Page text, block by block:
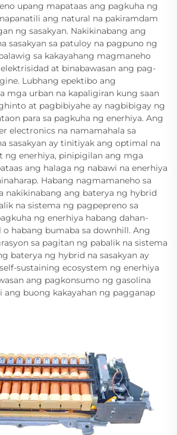
upang mapataas ang pagkuha ng
ang natural na pakiramdam
ng sasakyan. Nakikinabang ang
sasakyan sa patuloy na pagpuno ng
sa kakayahang magmaneho
at binabawasan ang pag-
Lubhang epektibo ang
mga urban na kapaligiran kung saan
at pagbibiyahe ay nagbibigay ng
para sa pagkuha ng enerhiya. Ang
electronics na namamahala sa
sasakyan ay tinitiyak ang optimal na
ng enerhiya, pinipigilan ang mga
ang halaga ng nabawi na enerhiya
Habang nagmamaneho sa
nakikinabang ang baterya ng hybrid
na sistema ng pagpepreno sa
ng enerhiya habang dahan-
habang bumaba sa downhill. Ang
sa pagitan ng pabalik na sistema
baterya ng hybrid na sasakyan ay
sustaining ecosystem ng enerhiya
ang pagkonsumo ng gasolina
ang buong kakayahan ng pagganap